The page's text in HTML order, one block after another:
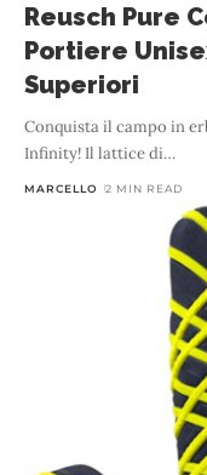
Reusch Pure
Portiere
Superiori
Conquista il campo in
Infinity! Il lattice di…
MARCELLO 2 MIN READ